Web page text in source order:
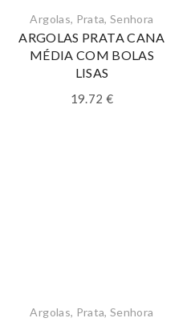
Argolas, Prata,Senhora
ARGOLAS PRATA CANA
MÉDIA COM BOLAS
LISAS
19.72 €
Argolas, Prata,Senhora